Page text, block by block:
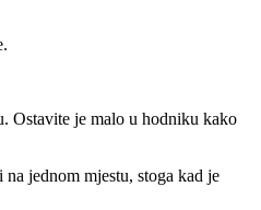
Ostavite je malo u hodniku kako
jednom mjestu, stoga kad je